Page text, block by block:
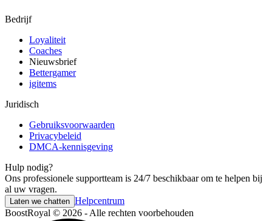
Bedrijf
Loyaliteit
Coaches
Nieuwsbrief
Bettergamer
igitems
Juridisch
Gebruiksvoorwaarden
Privacybeleid
DMCA-kennisgeving
Hulp nodig?
Ons professionele supportteam is 24/7 beschikbaar om te helpen bij
al uw vragen.
Laten we chatten Helpcentrum
BoostRoyal © 2026 - Alle rechten voorbehouden